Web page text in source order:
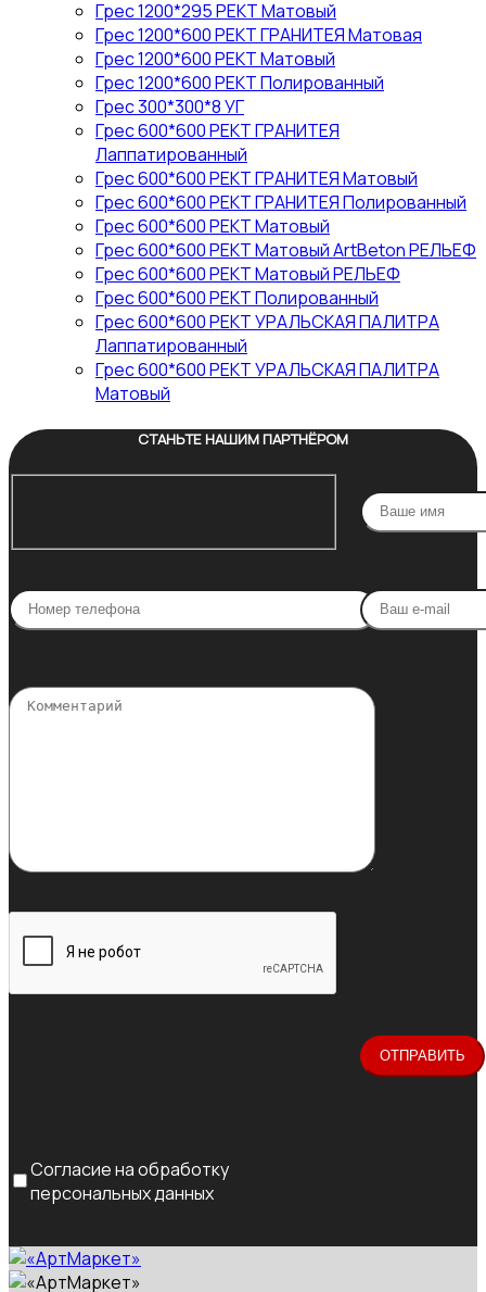
Грес 1200*295 РЕКТ Матовый
Грес 1200*600 РЕКТ ГРАНИТЕЯ Матовая
Грес 1200*600 РЕКТ Матовый
Грес 1200*600 РЕКТ Полированный
Грес 300*300*8 УГ
Грес 600*600 РЕКТ ГРАНИТЕЯ
Лаппатированный
Грес 600*600 РЕКТ ГРАНИТЕЯ Матовый
Грес 600*600 РЕКТ ГРАНИТЕЯ Полированный
Грес 600*600 РЕКТ Матовый
Грес 600*600 РЕКТ Матовый ArtBeton РЕЛЬЕФ
Грес 600*600 РЕКТ Матовый РЕЛЬЕФ
Грес 600*600 РЕКТ Полированный
Грес 600*600 РЕКТ УРАЛЬСКАЯ ПАЛИТРА
Лаппатированный
Грес 600*600 РЕКТ УРАЛЬСКАЯ ПАЛИТРА
Матовый
СТАНЬТЕ НАШИМ ПАРТНЁРОМ
Согласие на обработку
персональных данных